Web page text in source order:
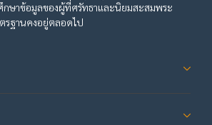
กษาข้อมูลของผู้ที่ศรัทธาและนิยมสะสมพระ
รฐานคงอยู่ตลอดไป